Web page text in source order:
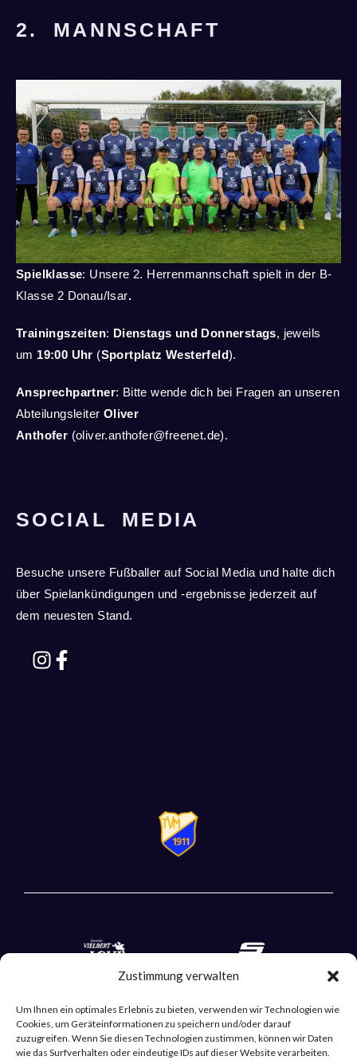
Zustimmung verwalten
Um Ihnen ein optimales Erlebnis zu bieten, verwenden wir Technologien wie
Cookies, um Geräteinformationen zu speichern und/oder darauf
zuzugreifen. Wenn Sie diesen Technologien zustimmen, können wir Daten
wie das Surfverhalten oder eindeutige IDs auf dieser Website verarbeiten.
2. MANNSCHAFT
Spielklasse: Unsere 2. Herrenmannschaft spielt in der B-
Klasse 2 Donau/Isar.
Trainingszeiten: Dienstags und Donnerstags, jeweils
um 19:00 Uhr (Sportplatz Westerfeld).
Ansprechpartner: Bitte wende dich bei Fragen an unseren
Abteilungsleiter Oliver
Anthofer (oliver.anthofer@freenet.de).
SOCIAL MEDIA
Besuche unsere Fußballer auf Social Media und halte dich
über Spielankündigungen und -ergebnisse jederzeit auf
dem neuesten Stand.